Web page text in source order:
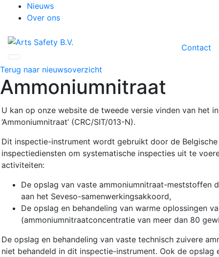
Nieuws
Over ons
Contact
Terug naar nieuwsoverzicht
Ammoniumnitraat
U kan op onze website de tweede versie vinden van het
‘Ammoniumnitraat’ (CRC/SIT/013-N).
Dit inspectie-instrument wordt gebruikt door de
inspectiediensten om systematische inspecties uit te
activiteiten:
De opslag van vaste ammoniumnitraat-meststoffen
aan het Seveso-samenwerkingsakkoord,
De opslag en behandeling van warme oplossingen
(ammoniumnitraatconcentratie van meer dan 80
De opslag en behandeling van vaste technisch zuivere
niet behandeld in dit inspectie-instrument. Ook de opslag